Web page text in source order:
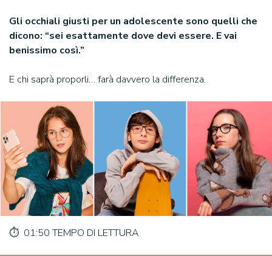
Gli occhiali giusti per un adolescente sono quelli che
dicono: “sei esattamente dove devi essere. E vai
benissimo così.”
E chi saprà proporli… farà davvero la differenza.
⏱️ 01:50 TEMPO DI LETTURA